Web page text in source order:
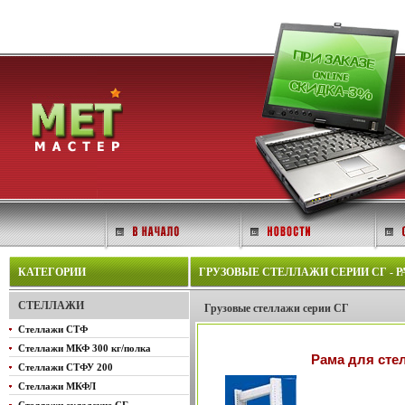
КАТЕГОРИИ
СТЕЛЛАЖИ
Стеллажи СТФ
Стеллажи МКФ 300 кг/полка
Стеллажи СТФУ 200
Стеллажи МКФЛ
ГРУЗОВЫЕ СТЕЛЛАЖИ СЕРИИ СГ -
Грузовые стеллажи серии СГ
Рама для